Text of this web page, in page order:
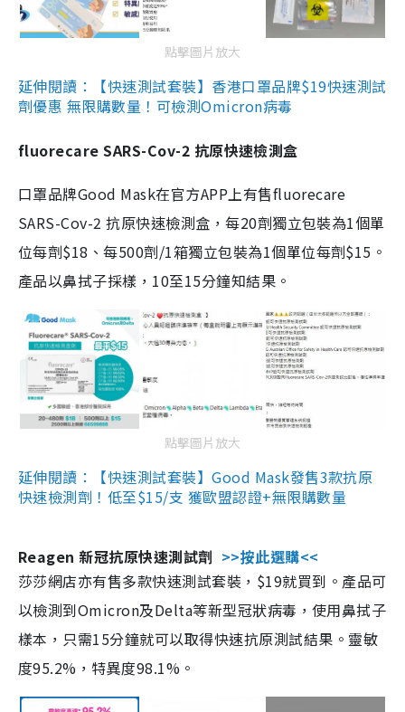
點擊圖片放大
延伸閱讀：【快速測試套裝】香港口罩品牌$19快速測試
劑優惠 無限購數量！可檢測Omicron病毒
fluorecare SARS-Cov-2 抗原快速檢測盒
口罩品牌Good Mask在官方APP上有售fluorecare
SARS-Cov-2 抗原快速檢測盒，每20劑獨立包裝為1個單
位每劑$18、每500劑/1箱獨立包裝為1個單位每劑$15。
產品以鼻拭子採樣，10至15分鐘知結果。
點擊圖片放大
延伸閱讀：【快速測試套裝】Good Mask發售3款抗原
快速檢測劑！低至$15/支 獲歐盟認證+無限購數量
Reagen 新冠抗原快速測試劑 >>按此選購<<
莎莎網店亦有售多款快速測試套裝，$19就買到。產品可
以檢測到Omicron及Delta等新型冠狀病毒，使用鼻拭子
樣本，只需15分鐘就可以取得快速抗原測試結果。靈敏
度95.2%，特異度98.1%。